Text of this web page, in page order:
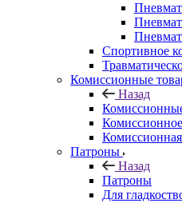
Спортивное
Комиссионные
Назад
Патроны
Назад
Патроны
Для